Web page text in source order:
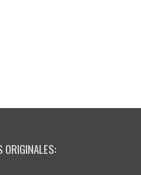
ORIGINALES: